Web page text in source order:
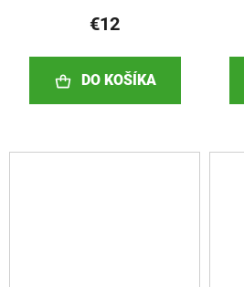
€12
DO KOŠÍKA